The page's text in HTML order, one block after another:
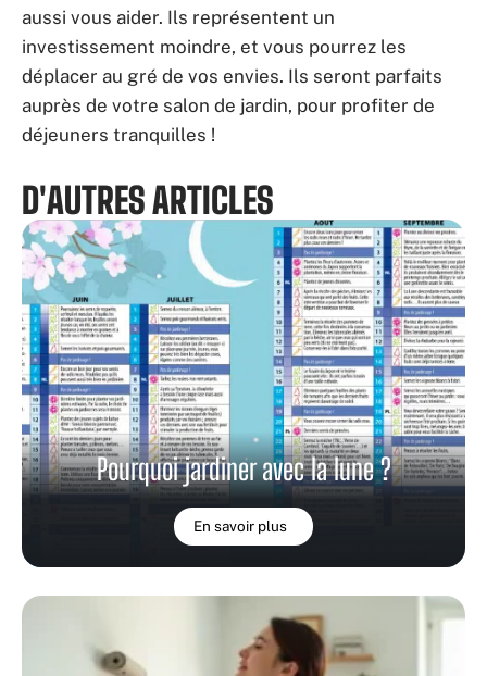
aussi vous aider. Ils représentent un
investissement moindre, et vous pourrez les
déplacer au gré de vos envies. Ils seront parfaits
auprès de votre salon de jardin, pour profiter de
déjeuners tranquilles !
D'AUTRES ARTICLES
Pourquoi jardiner avec la lune ?
En savoir plus